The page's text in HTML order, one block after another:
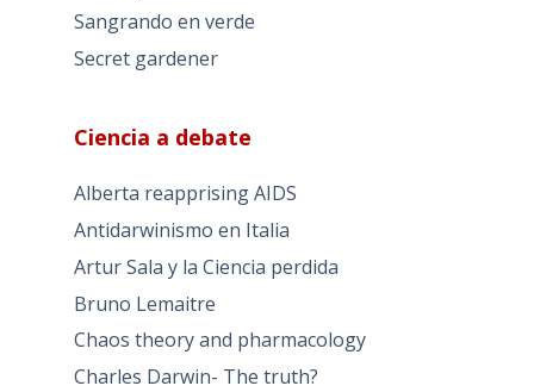
Sangrando en verde
Secret gardener
Ciencia a debate
Alberta reapprising AIDS
Antidarwinismo en Italia
Artur Sala y la Ciencia perdida
Bruno Lemaitre
Chaos theory and pharmacology
Charles Darwin- The truth?